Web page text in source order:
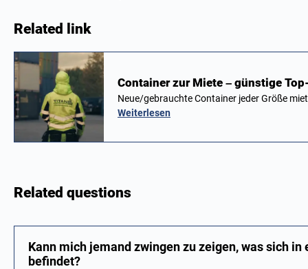
Related link
Container zur Miete – günstige
Neue/gebrauchte Container jeder Größe
Weiterlesen
Related questions
Kann mich jemand zwingen zu zeigen, was sich
befindet?